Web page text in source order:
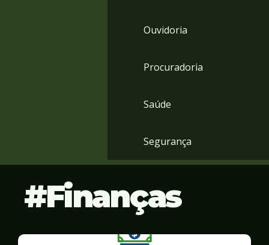
Ouvidoria
Procuradoria
Saúde
Segurança
Finanças